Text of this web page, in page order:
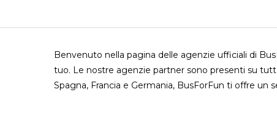
Benvenuto nella pagina delle agenzie ufficiali di
tuo. Le nostre agenzie partner sono presenti su
Spagna, Francia e Germania, BusForFun ti offre un